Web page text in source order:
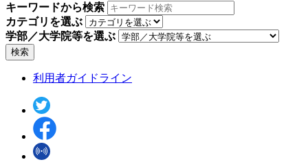
キーワードから検索
カテゴリを選ぶ
学部／大学院等を選ぶ
検索
利用者ガイドライン